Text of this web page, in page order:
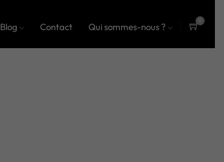
Blog Contact Qui sommes-nous ?
0